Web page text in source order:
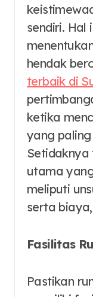
sendiri. Hal
hendak
terbaik di
ketika
yang
utama
meliputi
serta
Fasilitas
Pastikan